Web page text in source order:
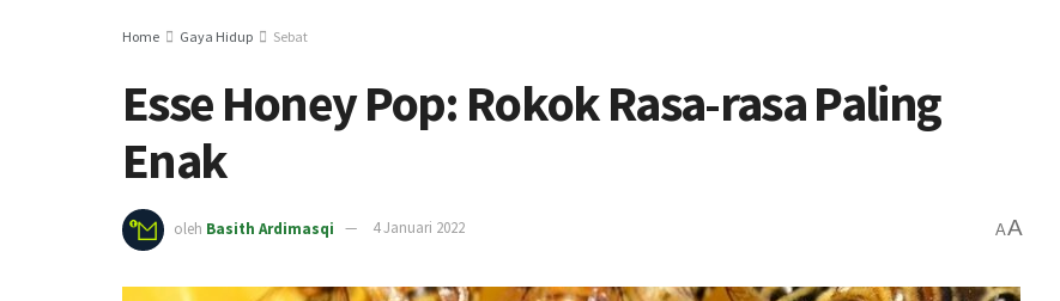
Home Gaya Hidup Sebat
Esse Honey Pop: Rokok Rasa-rasa Paling
Enak
oleh Basith Ardimasqi 4 Januari 2022 AA